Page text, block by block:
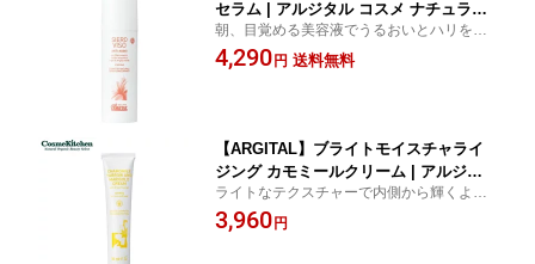
セラム | アルジタル コスメ ナチュラル
コスメ 美容液 保湿 美容 うるおい ハリ
エイジング 予防美容 乾燥 乾燥肌 敏感
朝、目覚める美容液でうるおいとハリを与
えてゆるがない肌づくり。
4,290円 送料無料
【ARGITAL】ブライトモイスチャライ
ジング カモミールクリーム | アルジタ
ル ナチュラルコスメ スキンケア クリー
ム フェイスクリーム 保湿クリーム 保湿
ライトなテクスチャーで内側から輝くよう
ななめらかで明るい素肌へ。
3,960円